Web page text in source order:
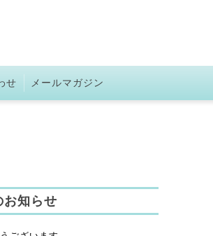
せ メールマガジン
お知らせ